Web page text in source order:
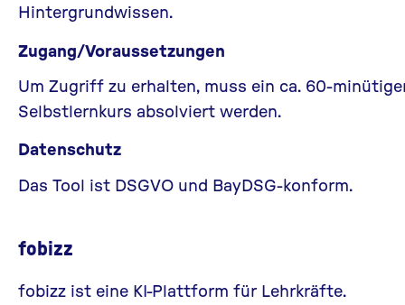
Hintergrundwissen.
Zugang/Voraussetzungen
Um Zugriff zu erhalten, muss ein ca. 60-
Selbstlernkurs absolviert werden.
Datenschutz
Das Tool ist DSGVO und BayDSG-konform.
fobizz
fobizz ist eine KI-Plattform für Lehrkräfte.